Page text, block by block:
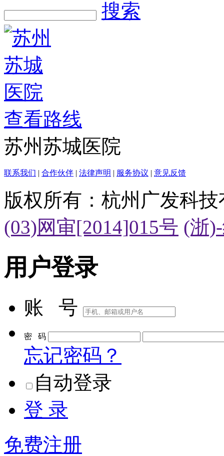
搜索
查看路线
苏州苏城医院
联系我们 | 合作伙伴 | 法律声明 | 服务协议 | 意见反馈
版权所有：杭州广发科
(03)网审[2014]015号 (浙
用户登录
账 号
密 码
忘记密码？
自动登录
登 录
免费注册